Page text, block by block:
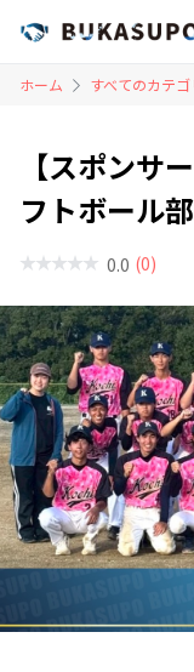
ホーム すべてのカテゴ
【スポンサ
フトボール部
0.0 (0)